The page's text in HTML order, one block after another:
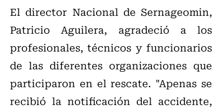
El director Nacional de Sernageomin,
Patricio Aguilera, agradeció a los
profesionales, técnicos y funcionarios
de las diferentes organizaciones que
participaron en el rescate. "Apenas se
recibió la notificación del accidente,